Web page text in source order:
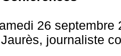
26 septembre
journaliste